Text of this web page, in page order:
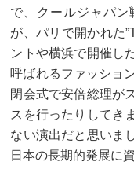
で、クールジャパ
が、パリで開かれた
ントや横浜で開催し
呼ばれるファッショ
閉会式で安倍総理が
スを行ったりしてき
ない演出だと思いま
日本の長期的発展に